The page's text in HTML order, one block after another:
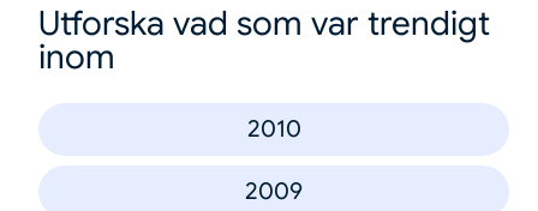
Utforska vad som var trendigt
inom
2010
2009